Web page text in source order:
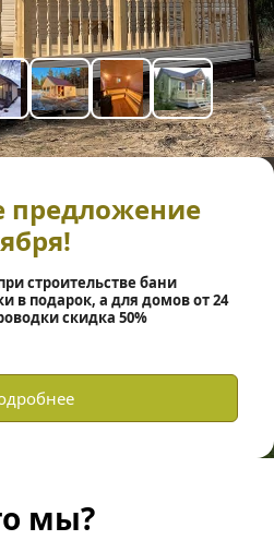
предложение
строительстве бани
в подарок, а для домов от 24
скидка 50%
мы?